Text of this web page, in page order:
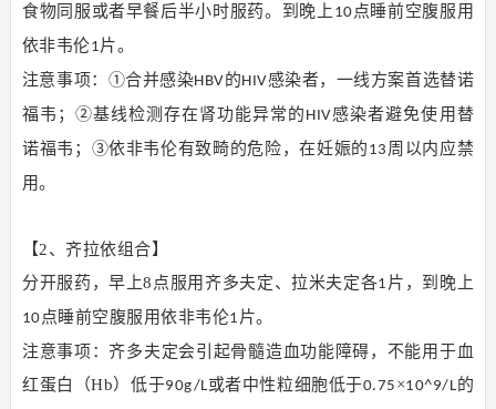
食物同服或者早餐后半小时服药。到晚上 10 点睡前空腹服用
依非韦伦1片。
注意事项：①合并感染HBV的HIV感染者，一线方案首选替诺
福韦；②基线检测存在肾功能异常的 HIV感染者避免使用替
诺福韦；③依非韦伦有致畸的危险，在妊娠的 13 周以内应禁
用。
【2、齐拉依组合】
分开服药，早上8点服用齐多夫定、拉米夫定各1 片，到晚上
10 点睡前空腹服用依非韦伦1 片。
注意事项：齐多夫定会引起骨髓造血功能障碍，不能用于血
红蛋白（Hb）低于90g/L或者中性粒细胞低于0.75 ×10^9/L的